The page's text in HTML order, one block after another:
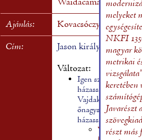
Ajánlás:
Kovacsóczy Farkas
Cím:
Jason király
Változat:
Igen szép história
házasságáról,
Vajdakamarási
őnagysága,
házasságának
melyeket
NKFI
magyar
metrikai
keretében
részt más